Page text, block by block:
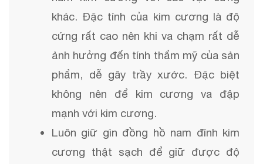
khác. Đặc tính của kim cương là độ
cứng rất cao nên khi va chạm rất dễ
ảnh hưởng đến tính thẩm mỹ của sản
phẩm, dễ gây trầy xước. Đặc biệt
không nên để kim cương va đập
mạnh với kim cương.
Luôn giữ gìn đồng hồ nam đính kim
cương thật sạch để giữ được độ